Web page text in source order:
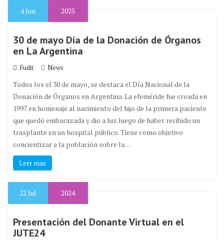
4Jun 2025
30 de mayo Día de la Donación de Órganos
en La Argentina
Fudit News
Todos los el 30 de mayo, se destaca el Día Nacional de la
Donación de Órganos en Argentina. La efeméride fue creada en
1997 en homenaje al nacimiento del hijo de la primera paciente
que quedó embarazada y dio a luz luego de haber recibido un
trasplante en un hospital público. Tiene como objetivo
concientizar a la población sobre la…
Leer mas
22 Jul 2024
Presentación del Donante Virtual en el
JUTE24